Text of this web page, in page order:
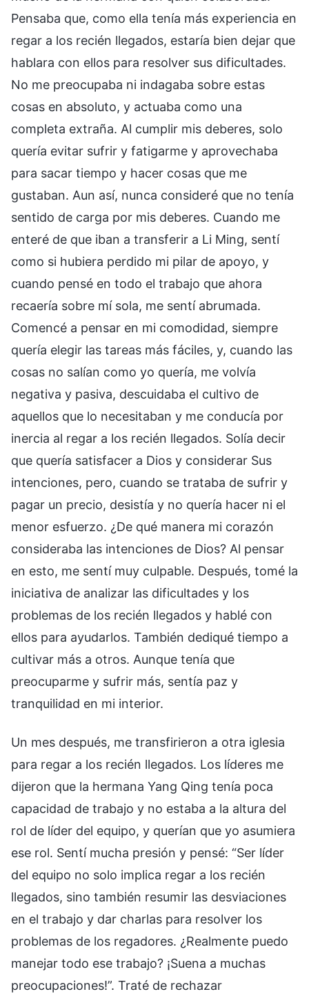
Pensaba que, como ella tenía más experiencia en
regar a los recién llegados, estaría bien dejar que
hablara con ellos para resolver sus dificultades.
No me preocupaba ni indagaba sobre estas
cosas en absoluto, y actuaba como una
completa extraña. Al cumplir mis deberes, solo
quería evitar sufrir y fatigarme y aprovechaba
para sacar tiempo y hacer cosas que me
gustaban. Aun así, nunca consideré que no tenía
sentido de carga por mis deberes. Cuando me
enteré de que iban a transferir a Li Ming, sentí
como si hubiera perdido mi pilar de apoyo, y
cuando pensé en todo el trabajo que ahora
recaería sobre mí sola, me sentí abrumada.
Comencé a pensar en mi comodidad, siempre
quería elegir las tareas más fáciles, y, cuando las
cosas no salían como yo quería, me volvía
negativa y pasiva, descuidaba el cultivo de
aquellos que lo necesitaban y me conducía por
inercia al regar a los recién llegados. Solía decir
que quería satisfacer a Dios y considerar Sus
intenciones, pero, cuando se trataba de sufrir y
pagar un precio, desistía y no quería hacer ni el
menor esfuerzo. ¿De qué manera mi corazón
consideraba las intenciones de Dios? Al pensar
en esto, me sentí muy culpable. Después, tomé la
iniciativa de analizar las dificultades y los
problemas de los recién llegados y hablé con
ellos para ayudarlos. También dediqué tiempo a
cultivar más a otros. Aunque tenía que
preocuparme y sufrir más, sentía paz y
tranquilidad en mi interior.
Un mes después, me transfirieron a otra iglesia
para regar a los recién llegados. Los líderes me
dijeron que la hermana Yang Qing tenía poca
capacidad de trabajo y no estaba a la altura del
rol de líder del equipo, y querían que yo asumiera
ese rol. Sentí mucha presión y pensé: “Ser líder
del equipo no solo implica regar a los recién
llegados, sino también resumir las desviaciones
en el trabajo y dar charlas para resolver los
problemas de los regadores. ¿Realmente puedo
manejar todo ese trabajo? ¡Suena a muchas
preocupaciones!”. Traté de rechazar